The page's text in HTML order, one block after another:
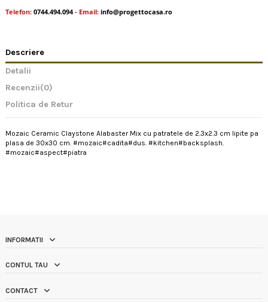
Telefon: 0744.494.094- Email: info@progettocasa.ro
Descriere
Detalii
Recenzii(0)
Politica de Retur
Mozaic Ceramic Claystone Alabaster Mix cu patratele de 2.3x2.3 cm lipite pa
plasa de 30x30 cm. #mozaic#cadita#dus. #kitchen#backsplash.
#mozaic#aspect#piatra
INFORMATII
CONTUL TAU
CONTACT